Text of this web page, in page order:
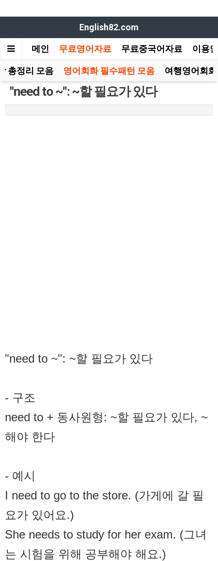
English82.com
메인 무료영어자료 무료중국어자료 이용
총정리 모음 영어회화 필수패턴 모음 여행영어회
"need to ~": ~할 필요가 있다
"need to ~": ~할 필요가 있다
- 구조
need to + 동사원형: ~할 필요가 있다, ~
해야 한다
- 예시
I need to go to the store. (가게에 갈 필
요가 있어요.)
She needs to study for her exam. (그녀
는 시험을 위해 공부해야 해요.)